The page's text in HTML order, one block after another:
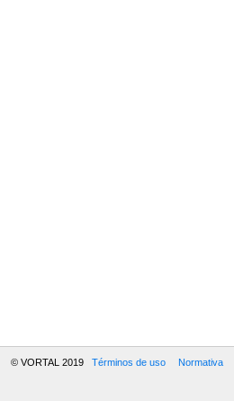
© VORTAL 2019 Términos de uso Normativa